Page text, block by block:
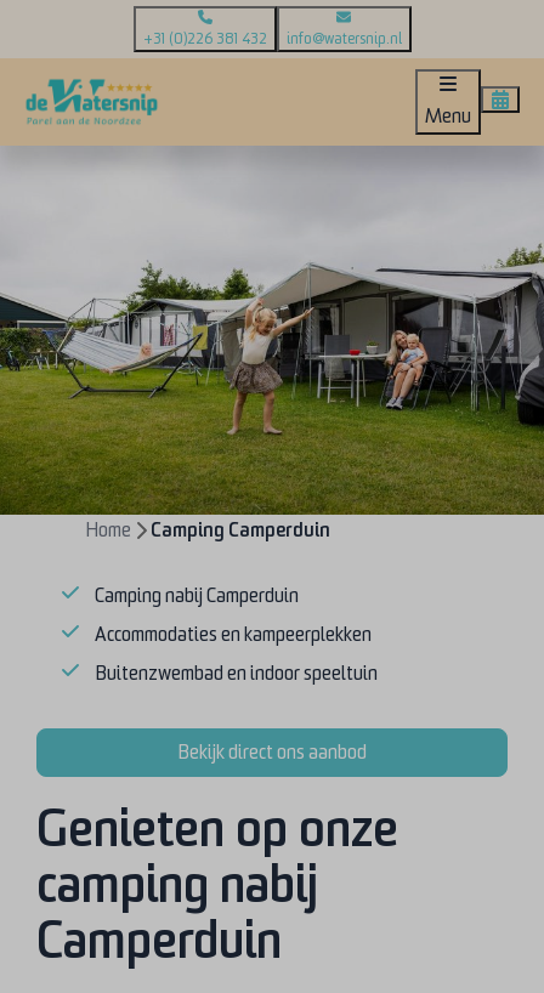
+31 (0)226 381 432 info@watersnip.nl
Menu
Home Camping Camperduin
Camping nabij Camperduin
Accommodaties en kampeerplekken
Buitenzwembad en indoor speeltuin
Bekijk direct ons aanbod
Genieten op onze
camping nabij
Camperduin